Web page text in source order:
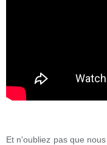
Et n'oubliez pas que